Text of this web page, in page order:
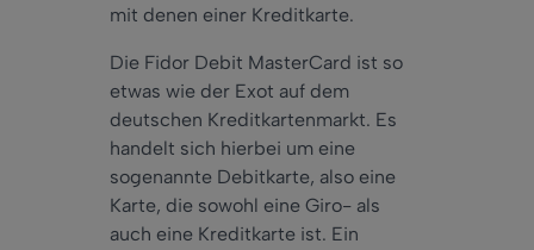
mit denen einer Kreditkarte.
Die Fidor Debit MasterCard ist so
etwas wie der Exot auf dem
deutschen Kreditkartenmarkt. Es
handelt sich hierbei um eine
sogenannte Debitkarte, also eine
Karte, die sowohl eine Giro- als
auch eine Kreditkarte ist. Ein